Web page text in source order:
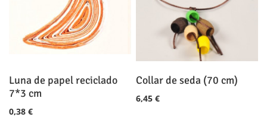
Luna de papel reciclado
7*3 cm
0,38 €
Collar de seda (70 cm)
6,45 €